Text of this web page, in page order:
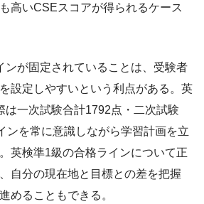
高いCSEスコアが得られるケース
ンが固定されていることは、受験者
設定しやすいという利点がある。英
は一次試験合計1792点・二次試験
ンを常に意識しながら学習計画を立
英検準1級の合格ラインについて正
自分の現在地と目標との差を把握
めることもできる。